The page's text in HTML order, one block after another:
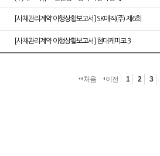
[사채관리계약 이행상황보고서] SK매직(주) 제6회
[사채관리계약 이행상황보고서] 현대케피코 3
처음 이전 1 2 3